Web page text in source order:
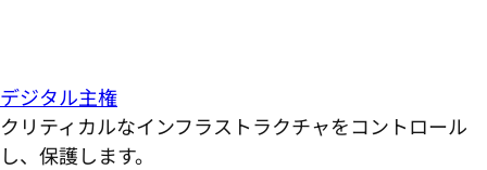
デジタル主権
クリティカルなインフラストラクチャをコントロール
し、保護します。